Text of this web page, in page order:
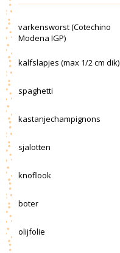
varkensworst (Cotechino
Modena IGP)
kalfslapjes (max 1/2 cm dik)
spaghetti
kastanjechampignons
sjalotten
knoflook
boter
olijfolie